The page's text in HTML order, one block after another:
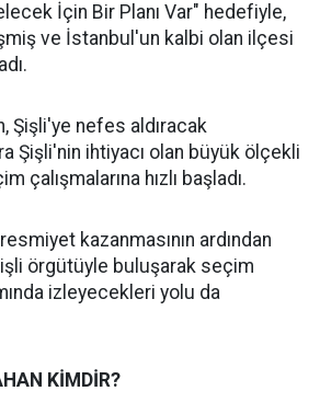
İçin Bir Planı Var" hedefiyle,
ve İstanbul'un kalbi olan ilçesi
Şişli'ye nefes aldıracak
Şişli'nin ihtiyacı olan büyük ölçekli
çalışmalarına hızlı başladı.
resmiyet kazanmasının ardından
örgütüyle buluşarak seçim
izleyecekleri yolu da
KİMDİR?